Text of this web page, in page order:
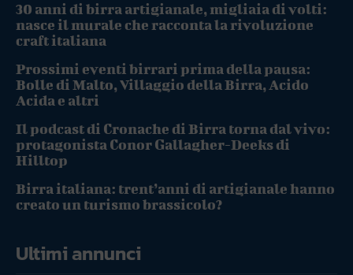
30 anni di birra artigianale, migliaia di volti:
nasce il murale che racconta la rivoluzione
craft italiana
Prossimi eventi birrari prima della pausa:
Bolle di Malto, Villaggio della Birra, Acido
Acida e altri
Il podcast di Cronache di Birra torna dal vivo:
protagonista Conor Gallagher-Deeks di
Hilltop
Birra italiana: trent’anni di artigianale hanno
creato un turismo brassicolo?
Ultimi annunci